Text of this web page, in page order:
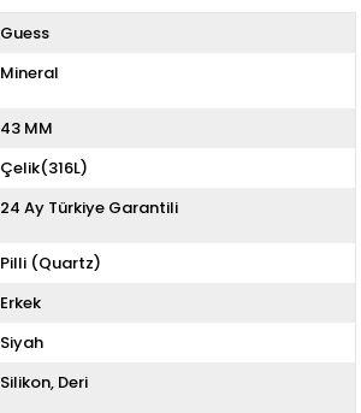
Guess
Mineral
43 MM
Çelik(316L)
24 Ay Türkiye Garantili
Pilli (Quartz)
Erkek
Siyah
Silikon Deri